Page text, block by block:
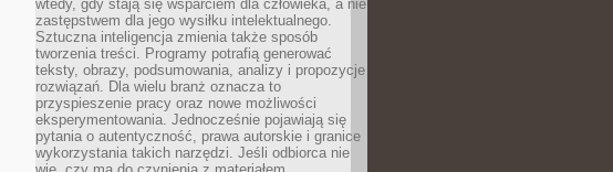
wtedy, gdy stają się wsparciem dla człowieka, a nie
zastępstwem dla jego wysiłku intelektualnego.
Sztuczna inteligencja zmienia także sposób
tworzenia treści. Programy potrafią generować
teksty, obrazy, podsumowania, analizy i propozycje
rozwiązań. Dla wielu branż oznacza to
przyspieszenie pracy oraz nowe możliwości
eksperymentowania. Jednocześnie pojawiają się
pytania o autentyczność, prawa autorskie i granice
wykorzystania takich narzędzi. Jeśli odbiorca nie